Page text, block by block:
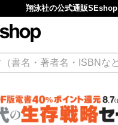
翔泳社の公式通販SEshop